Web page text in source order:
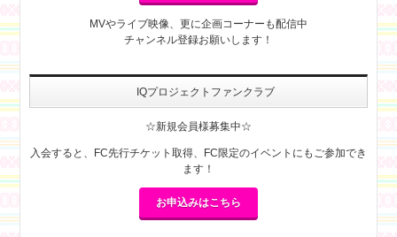
MVやライブ映像、更に企画コーナーも配信中
チャンネル登録お願いします！
IQプロジェクトファンクラブ
☆新規会員様募集中☆
入会すると、FC先行チケット取得、FC限定のイベントにもご参加でき
ます！
お申込みはこちら